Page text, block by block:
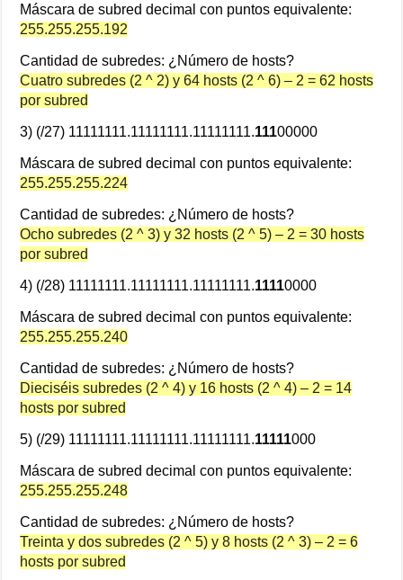
Máscara de subred decimal con puntos equivalente:
255.255.255.192
Cantidad de subredes: ¿Número de hosts?
Cuatro subredes (2 ^ 2) y 64 hosts (2 ^ 6) – 2 = 62 hosts
por subred
3) (/27) 11111111.11111111.11111111.11100000
Máscara de subred decimal con puntos equivalente:
255.255.255.224
Cantidad de subredes: ¿Número de hosts?
Ocho subredes (2 ^ 3) y 32 hosts (2 ^ 5) – 2 = 30 hosts
por subred
4) (/28) 11111111.11111111.11111111.11110000
Máscara de subred decimal con puntos equivalente:
255.255.255.240
Cantidad de subredes: ¿Número de hosts?
Dieciséis subredes (2 ^ 4) y 16 hosts (2 ^ 4) – 2 = 14
hosts por subred
5) (/29) 11111111.11111111.11111111.11111000
Máscara de subred decimal con puntos equivalente:
255.255.255.248
Cantidad de subredes: ¿Número de hosts?
Treinta y dos subredes (2 ^ 5) y 8 hosts (2 ^ 3) – 2 = 6
hosts por subred